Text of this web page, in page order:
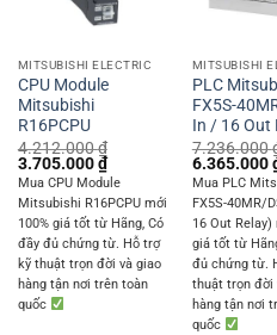
MITSUBISHI ELECTRIC
CPU Module
Mitsubishi
R16PCPU
4.212.000₫
Original
price
was:
4.212.000 ₫.
3.705.000₫Current
price
is:
3.705.000 ₫.
Mua CPU Module
Mitsubishi R16PCPU mới
100% giá tốt từ Hãng, Có
đầy đủ chứng từ. Hỗ trợ
kỹ thuật trọn đời và giao
hàng tận nơi trên toàn
quốc
MITSUBISHI
PLC
FX5S-
In / 16 Out
7.236.000
Original
price
was:
7.236.000
6.365.000
Mua PLC
FX5S-40MR/
16 Out Relay)
giá tốt từ
đủ chứng từ.
thuật trọn đời
hàng tận nơi
quốc